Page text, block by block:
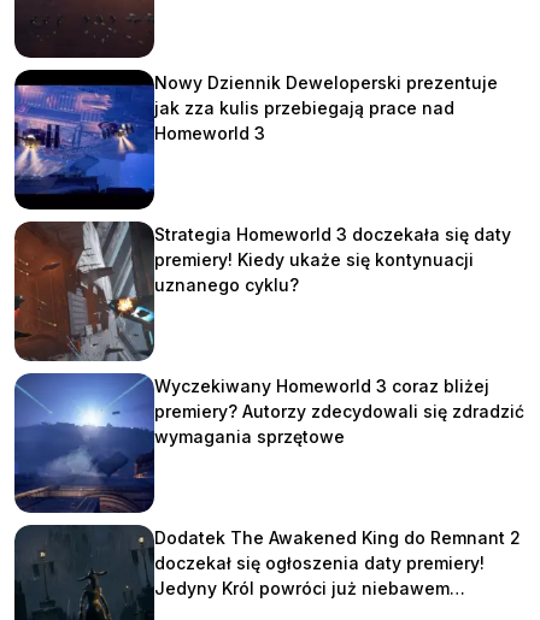
Nowy Dziennik Deweloperski prezentuje
jak zza kulis przebiegają prace nad
Homeworld 3
Strategia Homeworld 3 doczekała się daty
premiery! Kiedy ukaże się kontynuacji
uznanego cyklu?
Wyczekiwany Homeworld 3 coraz bliżej
premiery? Autorzy zdecydowali się zdradzić
wymagania sprzętowe
Dodatek The Awakened King do Remnant 2
doczekał się ogłoszenia daty premiery!
Jedyny Król powróci już niebawem…